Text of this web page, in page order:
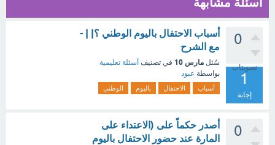
0
تصويتات
1
إجابة
أسباب الاحتفال باليوم الوطني ؟| | -
مع الشرح
سُئل مارس 10 في تصنيف أسئلة تعليمية
بواسطة عبود
أسباب الاحتفال باليوم الوطني
0
أصدر حكماً على (الاعتداء على
المارة عند حضور الاحتفال باليوم